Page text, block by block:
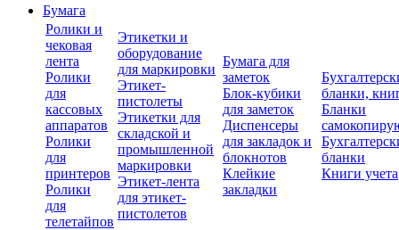
Бумага
Ролики и
чековая
лента
Ролики
для
кассовых
аппаратов
Ролики
для
принтеров
Ролики
для
телетайпов
Этикетки и
оборудование
для маркировки
Этикет-
пистолеты
Этикетки для
складской и
промышленной
маркировки
Этикет-лента
для этикет-
пистолетов
Бумага для
заметок
Блок-кубики
для заметок
Диспенсеры
для закладок и
блокнотов
Клейкие
закладки
бланки,
Бланки
бланки
Книги учета